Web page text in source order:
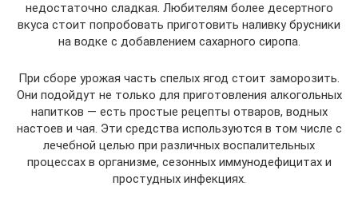
недостаточно сладкая. Любителям более десертного
вкуса стоит попробовать приготовить наливку брусники
на водке с добавлением сахарного сиропа.
При сборе урожая часть спелых ягод стоит заморозить.
Они подойдут не только для приготовления алкогольных
напитков — есть простые рецепты отваров, водных
настоев и чая. Эти средства используются в том числе с
лечебной целью при различных воспалительных
процессах в организме, сезонных иммунодефицитах и
простудных инфекциях.